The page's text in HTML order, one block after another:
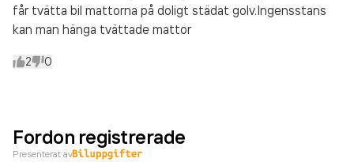
får tvätta bil mattorna på doligt städat golv.Ingensstans
kan man hänga tvättade mattor
2 0
Fordon registrerade
Presenterat av